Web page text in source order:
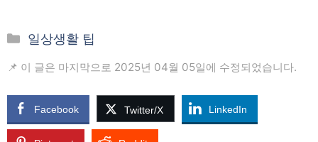
카
고
리
일상생활 팁
📌 이 글은 마지막으로 2025년 04월 05일에 수정되었습니다.
Facebook Twitter/X LinkedIn